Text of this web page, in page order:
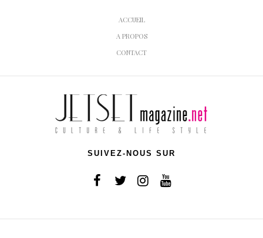
ACCUEIL
A PROPOS
CONTACT
SUIVEZ-NOUS SUR